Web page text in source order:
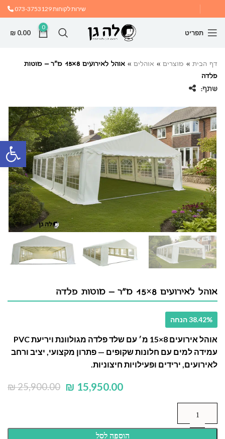
שירות לקוחות073-3753129
תפריט
0
₪ 0.00
דף הבית » מוצרים » אוהלים »
אוהל לאירועים 8×15 מ”ר – מוטות
פלדה
שתף:
אוהל לאירועים 8×15 מ"ר – מוטות פלדה
38.42% הנחה
אוהל אירועים 8×15 מ׳
עם שלד פלדה מגולוונת ויריעת PVC
עמידה למים עם חלונות שקופים — פתרון מקצועי, יציב ורחב
לאירועים, ירידים ופעילויות חיצוניות.
₪25,900.00 ₪ 15,950.00
הוספה לסל